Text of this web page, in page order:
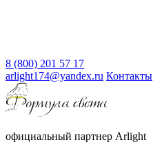
8 (800) 201 57 17
arlight174@yandex.ru Контакты
официальный партнер Arlight